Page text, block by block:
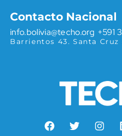
Contacto Nacional
info.bolivia@techo.org +591
Barrientos 43. Santa Cruz